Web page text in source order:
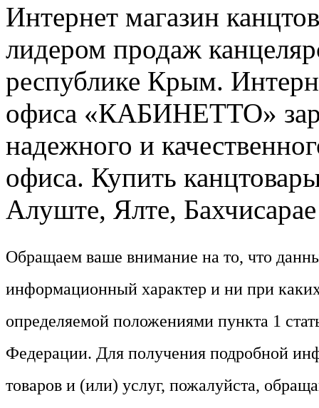
Интернет магазин
лидером продаж
республике Крым.
офиса «КАБИНЕТТО»
надежного и
офиса. Купить
Алуште, Ялте,
Обращаем ваше внимание на то, что
информационный характер и ни при
определяемой положениями пункта 1
Федерации. Для получения подробной
товаров и (или) услуг, пожалуйста,